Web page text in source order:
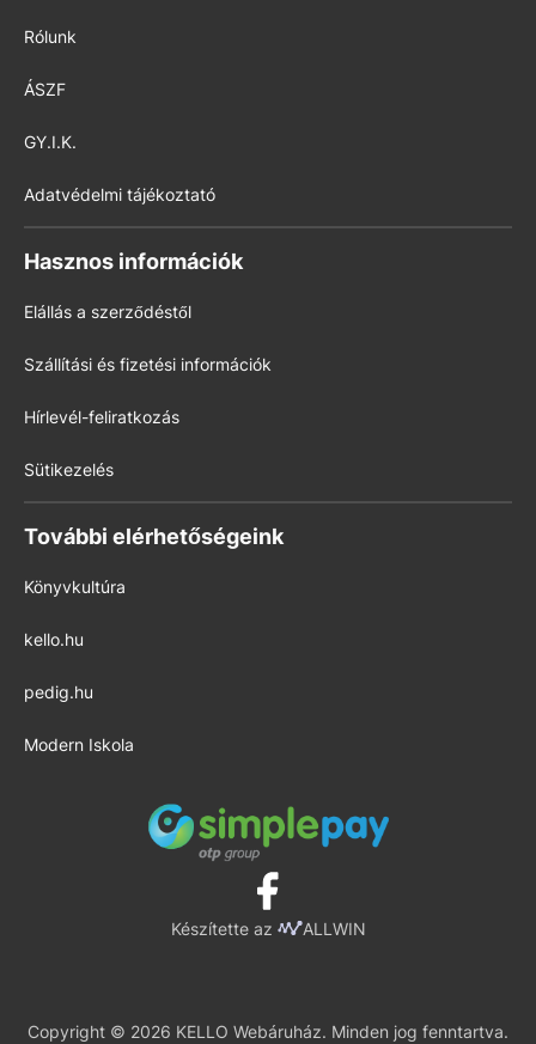
Rólunk
ÁSZF
GY.I.K.
Adatvédelmi tájékoztató
Hasznos információk
Elállás a szerződéstől
Szállítási és fizetési információk
Hírlevél-feliratkozás
Sütikezelés
További elérhetőségeink
Könyvkultúra
kello.hu
pedig.hu
Modern Iskola
Készítette az ALLWIN
Copyright © 2026 KELLO Webáruház. Minden jog fenntartva.